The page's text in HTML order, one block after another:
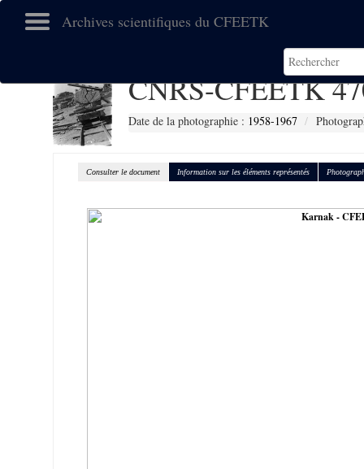
Archives scientifiques du CFEETK
CNRS-CFEETK
Date de la photographie : 1958-1967
Consulter le document Information sur les éléments représentés